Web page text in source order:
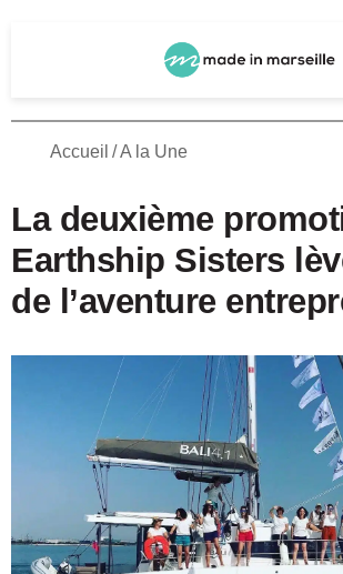
Accueil /A la Une
La deuxième
Earthship Sisters
de l’aventure